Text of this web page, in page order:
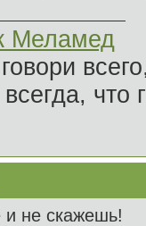
Меламед
всегда, что
не скажешь!